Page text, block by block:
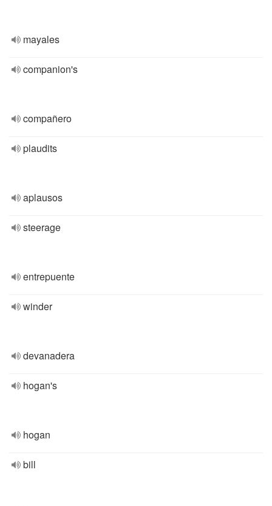
mayales
companion's
compañero
plaudits
aplausos
steerage
entrepuente
winder
devanadera
hogan's
hogan
bill